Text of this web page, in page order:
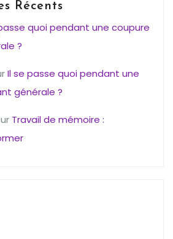
Récents
quoi pendant une coupure
?
Il se passe quoi pendant une
générale ?
Travail de mémoire :